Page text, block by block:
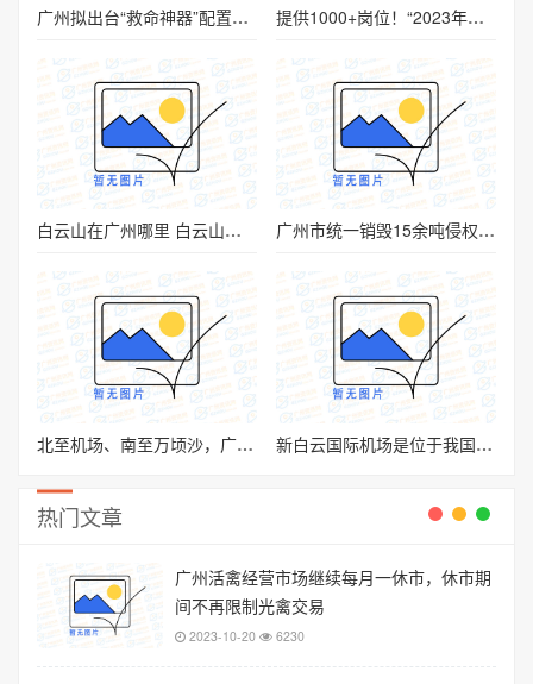
广州拟出台“救命神器”配置规范 3-5分钟内取得AED到场 提供1000+岗位！“2023年民营企业服务月”高校毕业生云招聘将开启
白云山在广州哪里 白云山位于广州哪里 广州市统一销毁15余吨侵权假冒商品
北至机场、南至万顷沙，广州多个工程迎来重要节点 新白云国际机场是位于我国哪个市的机场 白云国际机场是哪个城市
热门文章
广州活禽经营市场继续每月一休市，休市期
间不再限制光禽交易
2023-10-20 6230